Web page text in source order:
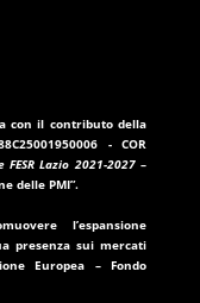
con il contributo della
- COR
FESR Lazio 2021-2027–
delle PMI”.
l’espansione
presenza sui mercati
Europea – Fondo